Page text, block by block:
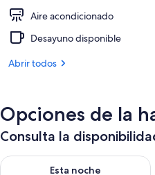
Aire acondicionado
Desayuno disponible
Abrir todos
Opciones de la
Consulta la
Esta noche
Consulta la disponibilidad para